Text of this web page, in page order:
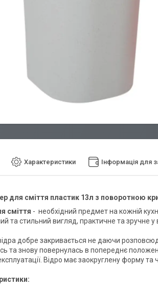
Характеристики Інформація для
для сміття пластик 13л з поворотною
сміття - необхідний предмет на кожній
та стильний вигляд, практичне та зручне у
добре закривається не даючи
та знову повернулась в попереднє
Відро має заокруглену форму та